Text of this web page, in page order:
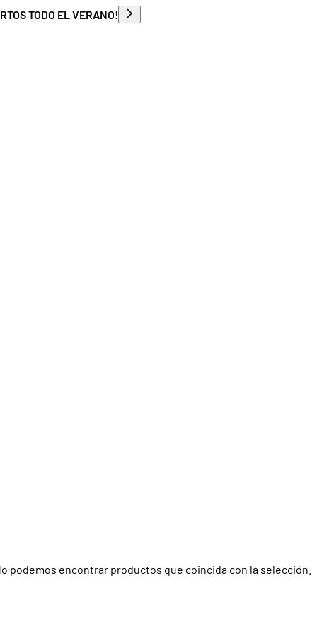
TODO EL VERANO!
podemos encontrar productos que coincida con la selección.